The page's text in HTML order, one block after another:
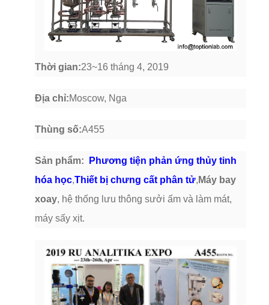
Thời gian:23~16 tháng 4, 2019
Địa chỉ:Moscow, Nga
Thùng số:A455
Sản phẩm:
Phương tiện phản ứng thủy tinh
hóa học,Thiết bị chưng cất phân tử, Máy bay
xoay, hệ thống lưu thông sưởi ấm và làm mát,
máy sấy xịt.